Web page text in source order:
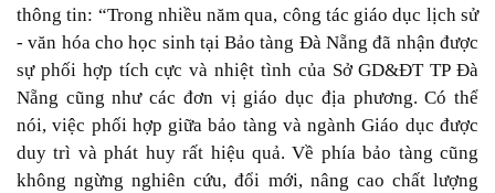
thông tin: “Trong nhiều năm qua, công tác giáo dục lịch sử
- văn hóa cho học sinh tại Bảo tàng Đà Nẵng đã nhận được
sự phối hợp tích cực và nhiệt tình của Sở GD&ĐT TP Đà
Nẵng cũng như các đơn vị giáo dục địa phương. Có thể
nói, việc phối hợp giữa bảo tàng và ngành Giáo dục được
duy trì và phát huy rất hiệu quả. Về phía bảo tàng cũng
không ngừng nghiên cứu, đổi mới, nâng cao chất lượng